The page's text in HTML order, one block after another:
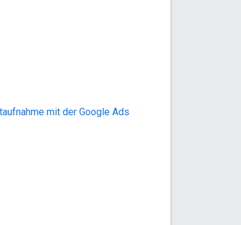
mit der Google Ads